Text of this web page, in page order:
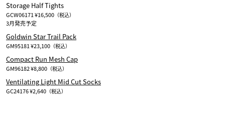
Storage Half Tights
GCW06171 ¥16,500 （税込）
Goldwin Star Trail Pack
GM95181 ¥23,100 （税込）
Compact Run Mesh Cap
GM96182 ¥8,800 （税込）
Ventilating Light Mid Cut Socks
GC24176 ¥2,640 （税込）